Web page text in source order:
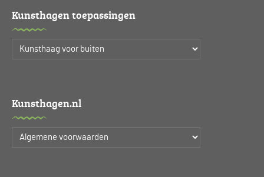
Kunsthagen toepassingen
Kunsthagen.nl